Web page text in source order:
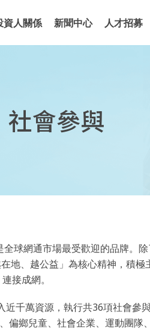
資人關係 新聞中心 人才招募
社會參與
球網通市場最受歡迎的品牌。
地、越公益」為核心精神，積
接成網。
千萬資源，執行共36項社會參
偏鄉兒童、社會企業、運動團隊